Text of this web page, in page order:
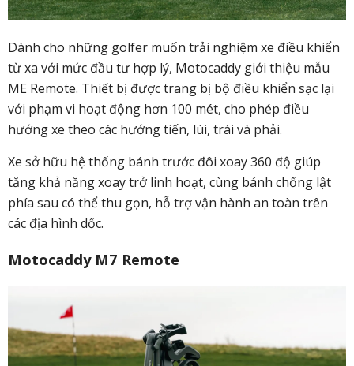
Dành cho những golfer muốn trải nghiệm xe điều khiển
từ xa với mức đầu tư hợp lý, Motocaddy giới thiệu mẫu
ME Remote. Thiết bị được trang bị bộ điều khiển sạc lại
với phạm vi hoạt động hơn 100 mét, cho phép điều
hướng xe theo các hướng tiến, lùi, trái và phải.
Xe sở hữu hệ thống bánh trước đôi xoay 360 độ giúp
tăng khả năng xoay trở linh hoạt, cùng bánh chống lật
phía sau có thể thu gọn, hỗ trợ vận hành an toàn trên
các địa hình dốc.
Motocaddy M7 Remote